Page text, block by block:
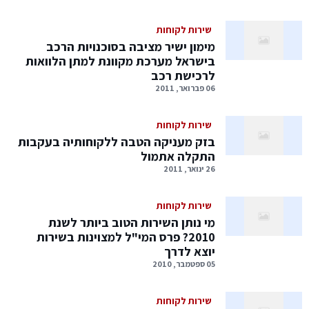
שירות לקוחות
מימון ישיר מציבה בסוכנויות הרכב
בישראל מערכת מקוונת למתן הלוואות
לרכישת רכב
06 פברואר, 2011
שירות לקוחות
בזק מעניקה הטבה ללקוחותיה בעקבות
התקלה אתמול
26 ינואר, 2011
שירות לקוחות
מי נותן השירות הטוב ביותר לשנת
2010? פרס המי"ל למצוינות בשירות
יוצא לדרך
05 ספטמבר, 2010
שירות לקוחות